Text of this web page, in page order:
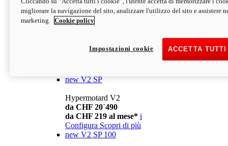
da CHF 13´990
Configura Scopri di più
newV2
da CHF 15´990
new V2 SP
Hypermotard V2
da CHF 20´490
da CHF 219 al mese* i
Configura Scopri di più
new V2 SP 100
migliorare la navigazione del sito, analizzare l'utilizzo del sito e assistere
marketing.
Cookie policy
ACCETTA
Impostazioni cookie